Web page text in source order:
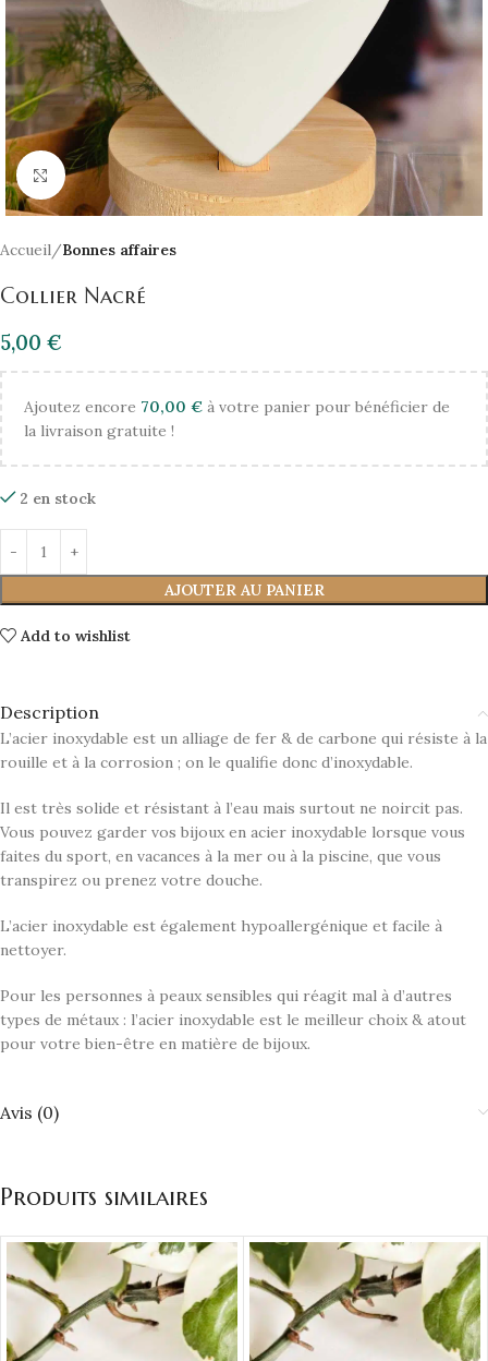
Click to enlarge
Accueil Bonnes affaires
Collier Nacré
5,00 €
Ajoutez encore 70,00 € à votre panier pour bénéficier de
la livraison gratuite !
2 en stock
AJOUTER AU PANIER
Add to wishlist
Description
L’acier inoxydable est un alliage de fer & de carbone qui résiste à la
rouille et à la corrosion ; on le qualifie donc d’inoxydable.
Il est très solide et résistant à l’eau mais surtout ne noircit pas.
Vous pouvez garder vos bijoux en acier inoxydable lorsque vous
faites du sport, en vacances à la mer ou à la piscine, que vous
transpirez ou prenez votre douche.
L’acier inoxydable est également hypoallergénique et facile à
nettoyer.
Pour les personnes à peaux sensibles qui réagit mal à d’autres
types de métaux : l’acier inoxydable est le meilleur choix & atout
pour votre bien-être en matière de bijoux.
Avis (0)
Produits similaires